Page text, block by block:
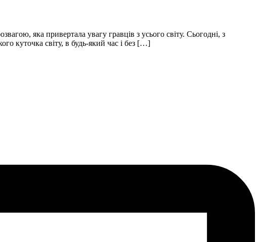
яка привертала увагу гравців з усього світу. Сьогодні, з
куточка світу, в будь-який час і без […]